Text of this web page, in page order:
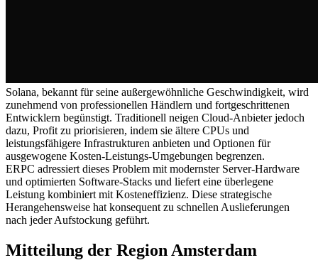
Solana, bekannt für seine außergewöhnliche Geschwindigkeit, wird
zunehmend von professionellen Händlern und fortgeschrittenen
Entwicklern begünstigt. Traditionell neigen Cloud-Anbieter jedoch
dazu, Profit zu priorisieren, indem sie ältere CPUs und
leistungsfähigere Infrastrukturen anbieten und Optionen für
ausgewogene Kosten-Leistungs-Umgebungen begrenzen.
ERPC adressiert dieses Problem mit modernster Server-Hardware
und optimierten Software-Stacks und liefert eine überlegene
Leistung kombiniert mit Kosteneffizienz. Diese strategische
Herangehensweise hat konsequent zu schnellen Auslieferungen
nach jeder Aufstockung geführt.
Mitteilung der Region Amsterdam